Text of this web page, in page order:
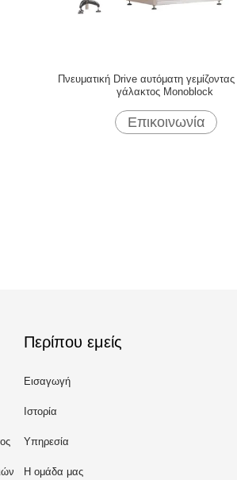
Πνευματική Drive αυτόματη
γάλακτος Monoblock
Επικοινωνία
Περίπου εμείς
Εισαγωγή
Ιστορία
Υπηρεσία
Η ομάδα μας